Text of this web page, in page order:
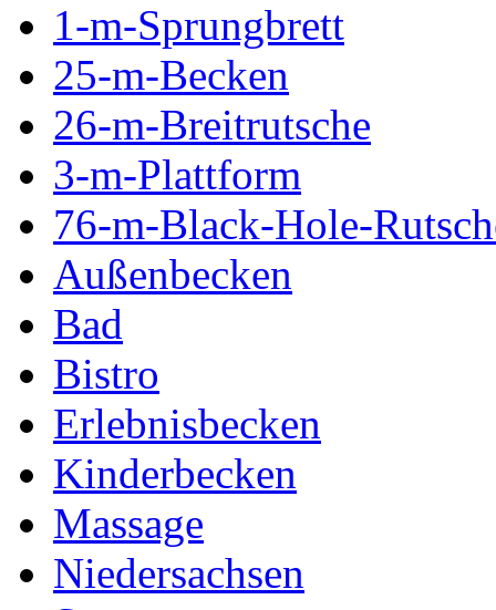
1-m-Sprungbrett
25-m-Becken
26-m-Breitrutsche
3-m-Plattform
76-m-Black-Hole-
Außenbecken
Bad
Bistro
Erlebnisbecken
Kinderbecken
Massage
Niedersachsen